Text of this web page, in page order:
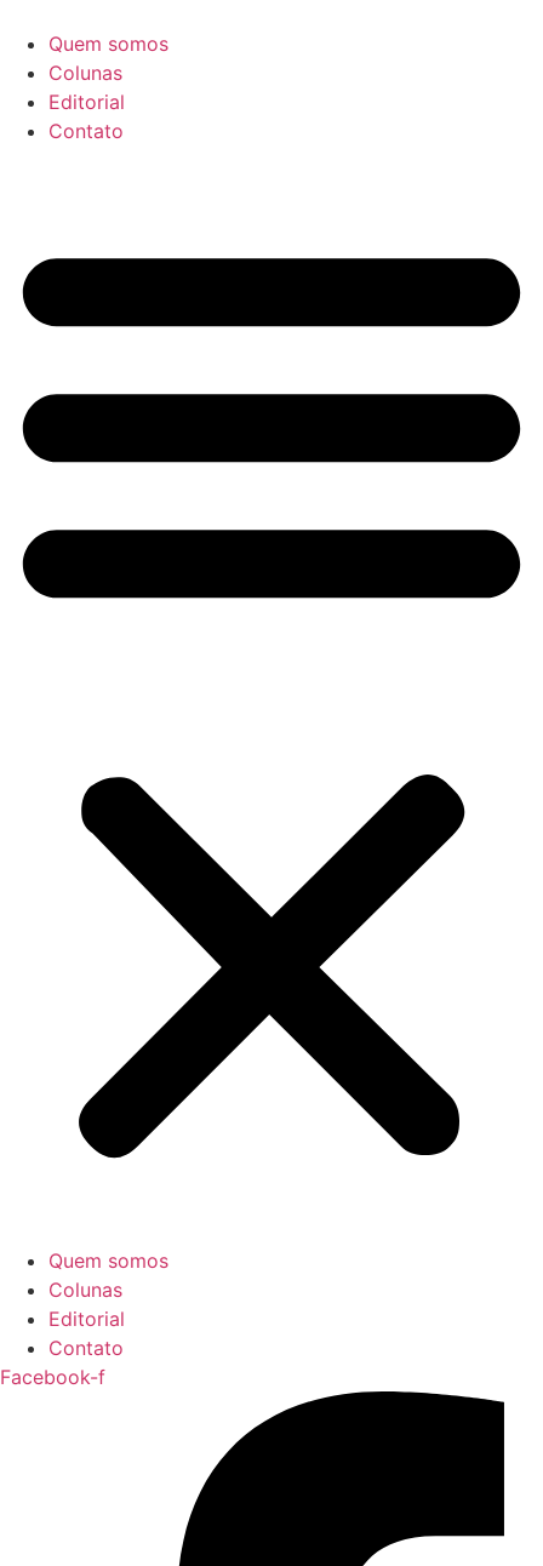
para
conteúdo
Quem somos
Colunas
Editorial
Contato
Quem somos
Colunas
Editorial
Contato
Facebook-f